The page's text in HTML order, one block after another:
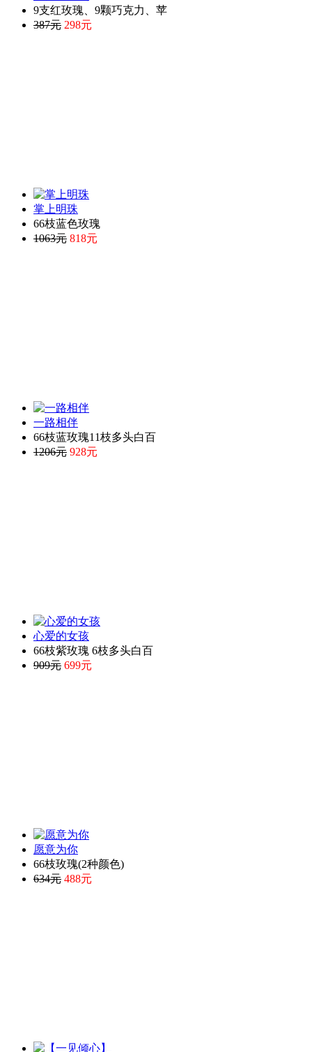
9支红玫瑰、9颗巧克力、苹
387元 298元
掌上明珠
66枝蓝色玫瑰
1063元 818元
一路相伴
66枝蓝玫瑰11枝多头白百
1206元 928元
心爱的女孩
66枝紫玫瑰 6枝多头白百
909元 699元
愿意为你
66枝玫瑰(2种颜色)
634元 488元